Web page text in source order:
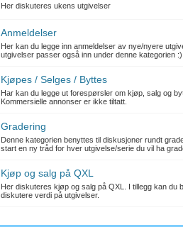
Her diskuteres ukens utgivelser
Anmeldelser
Her kan du legge inn anmeldelser av nye/nyere
utgivelser passer også inn under denne kategorien :)
Kjøpes / Selges / Byttes
Har kan du legge ut forespørsler om kjøp, salg og
Kommersielle annonser er ikke tiltatt.
Gradering
Denne kategorien benyttes til diskusjoner rundt
start en ny tråd for hver utgivelse/serie du vil ha
Kjøp og salg på QXL
Her diskuteres kjøp og salg på QXL. I tillegg kan du
diskutere verdi på utgivelser.